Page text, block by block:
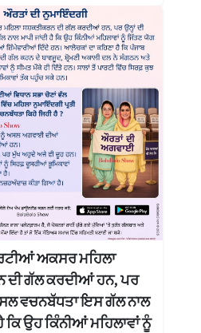
ਅਕਸਰ ਮਹਿਲਾ
ਦੀ ਗੱਲ ਕਰਦੀਆਂ ਹਨ, ਪਰ
ਵਚਨਬੱਧਤਾ ਇਸ ਗੱਲ ਨਾਲ
ਕਿ ਉਹ ਕਿੰਨੀਆਂ ਮਹਿਲਾਵਾਂ ਨੂੰ